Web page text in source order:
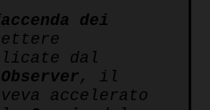
dei
dal
Observer, il
accelerato